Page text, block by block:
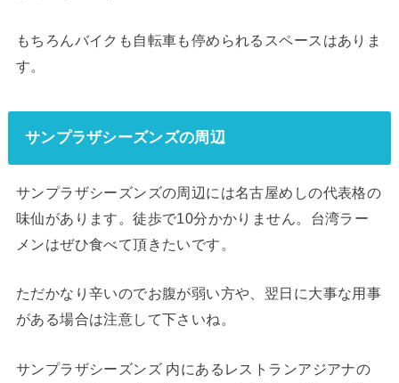
もちろんバイクも自転車も停められるスペースはありま
す。
サンプラザシーズンズの周辺
サンプラザシーズンズの周辺には名古屋めしの代表格の
味仙があります。徒歩で10分かかりません。台湾ラー
メンはぜひ食べて頂きたいです。
ただかなり辛いのでお腹が弱い方や、翌日に大事な用事
がある場合は注意して下さいね。
サンプラザシーズンズ 内にあるレストランアジアナの